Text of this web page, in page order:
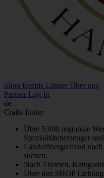
Shop Events Länder Über uns
Partner Log In
de
Crafts-finder
Über 5.000 regionale
Spezialitätenerzeuger
Länderübergreifend
suchen.
Nach Themen,
Über den SHOP